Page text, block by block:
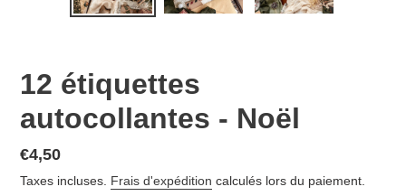
PRÉCÉDENTE
12 étiquettes
autocollantes - Noël
€4,50
Taxes incluses. Frais d'expédition calculés lors du paiement.